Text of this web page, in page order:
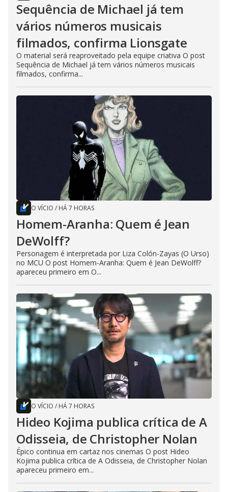
Sequência de Michael já tem
vários números musicais
filmados, confirma Lionsgate
O material será reaproveitado pela equipe criativa O post
Sequência de Michael já tem vários números musicais
filmados, confirma...
O VÍCIO / HÁ 7 HORAS
Homem-Aranha: Quem é Jean
DeWolff?
Personagem é interpretada por Liza Colón-Zayas (O Urso)
no MCU O post Homem-Aranha: Quem é Jean DeWolff?
apareceu primeiro em O...
O VÍCIO / HÁ 7 HORAS
Hideo Kojima publica crítica de A
Odisseia, de Christopher Nolan
Épico continua em cartaz nos cinemas O post Hideo
Kojima publica crítica de A Odisseia, de Christopher Nolan
apareceu primeiro em...